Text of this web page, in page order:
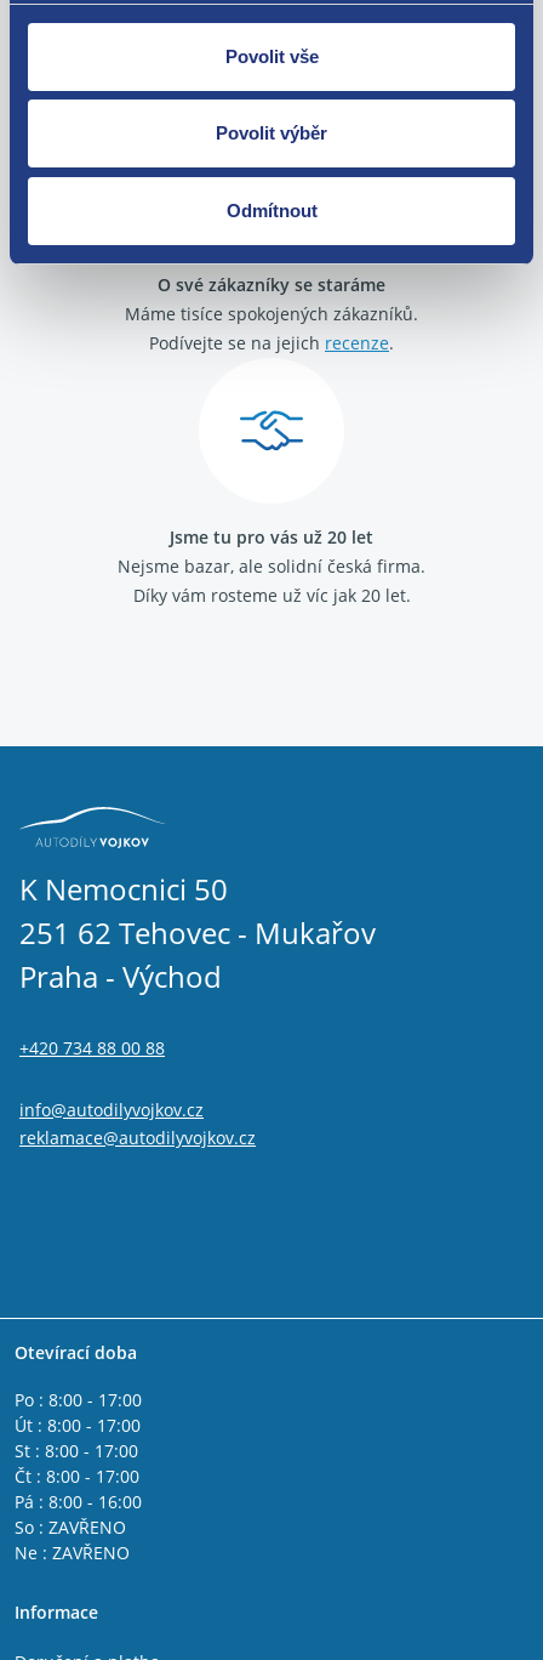
Povolit vše
Povolit výběr
Odmítnout
Zboží můžete vrátit do 60 dnů od
zakoupení. Nebo vám pošleme náhradu.
O své zákazníky se staráme
Máme tisíce spokojených zákazníků.
Podívejte se na jejich recenze.
Jsme tu pro vás už 20 let
Nejsme bazar, ale solidní česká firma.
Díky vám rosteme už víc jak 20 let.
K Nemocnici 50
251 62 Tehovec - Mukařov
Praha - Východ
+420 734 88 00 88
info@autodilyvojkov.cz
reklamace@autodilyvojkov.cz
Otevírací doba
Po : 8:00 - 17:00
Út : 8:00 - 17:00
St : 8:00 - 17:00
Čt : 8:00 - 17:00
Pá : 8:00 - 16:00
So : ZAVŘENO
Ne : ZAVŘENO
Informace